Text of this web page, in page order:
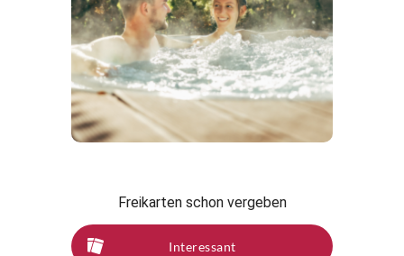
Freikarten schon vergeben
Interessant